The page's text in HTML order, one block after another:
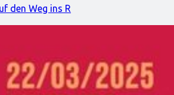
den Weg ins R